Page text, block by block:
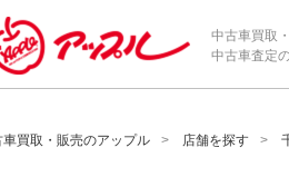
査定フォームの為のCVボタン*/
中古車買取・
中古車査定
車買取・販売のアップル 店舗を探す